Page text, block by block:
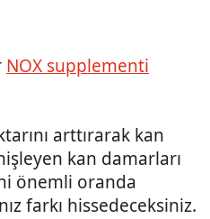
NOX supplementi
arttırarak kan
kan damarları
önemli oranda
farkı hissedeceksiniz.